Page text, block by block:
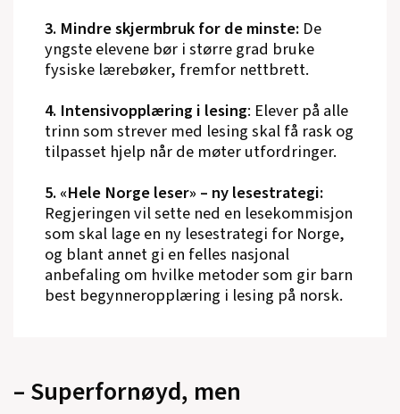
3. Mindre skjermbruk for de minste: De
yngste elevene bør i større grad bruke
fysiske lærebøker, fremfor nettbrett.
4. Intensivopplæring i lesing: Elever på alle
trinn som strever med lesing skal få rask og
tilpasset hjelp når de møter utfordringer.
5. «Hele Norge leser» – ny lesestrategi:
Regjeringen vil sette ned en lesekommisjon
som skal lage en ny lesestrategi for Norge,
og blant annet gi en felles nasjonal
anbefaling om hvilke metoder som gir barn
best begynneropplæring i lesing på norsk.
– Superfornøyd, men